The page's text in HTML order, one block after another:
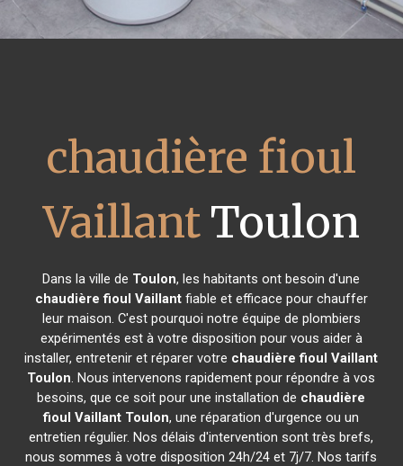
chaudière fioul
VaillantToulon
Dans la ville de Toulon, les habitants ont besoin d'une
chaudière fioul Vaillantfiable et efficace pour chauffer
leur maison. C'est pourquoi notre équipe de plombiers
expérimentés est à votre disposition pour vous aider à
installer, entretenir et réparer votre chaudière fioul Vaillant
Toulon. Nous intervenons rapidement pour répondre à vos
besoins, que ce soit pour une installation de chaudière
fioul Vaillant Toulon, une réparation d'urgence ou un
entretien régulier. Nos délais d'intervention sont très brefs,
nous sommes à votre disposition 24h/24 et 7j/7. Nos tarifs